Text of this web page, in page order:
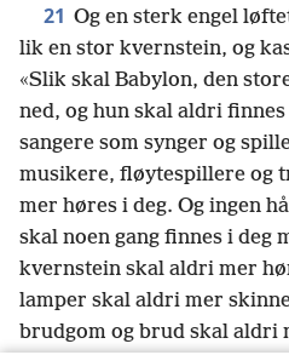
21 Og en sterk engel
lik en stor kvernstein, og
«Slik skal Babylon, den
ned, og hun skal aldri finnes
sangere som synger og
musikere, fløytespillere og
mer høres i deg. Og ingen
skal noen gang finnes i deg
kvernstein skal aldri mer
lamper skal aldri mer
brudgom og brud skal aldri